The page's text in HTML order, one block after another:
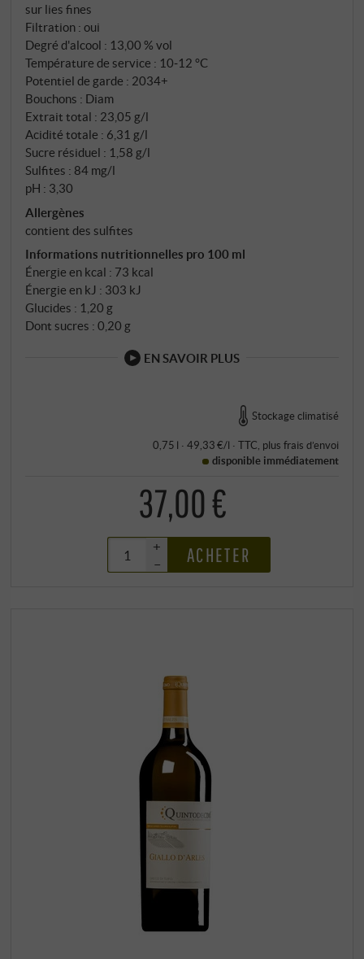
minéral. Les ceps âgés de plus de quarante ans se
sont parfaitement adaptés au terroir et fournissent
des raisins concentrés à l'intensité aromatique
prononcée. L'altitude de 450 mètres assure les
variations de température nécessaires qui confèrent
au Falanghina son équilibre caractéristique entre
puissance et élégance.
sur lies fines
Filtration : oui
Degré d'alcool : 13,00 % vol
Température de service : 10‑12 °C
Potentiel de garde : 2034+
Bouchons : Diam
Extrait total : 23,05 g/l
Acidité totale : 6,31 g/l
Sucre résiduel : 1,58 g/l
Sulfites : 84 mg/l
pH : 3,30
Allergènes
contient des sulfites
Informations nutritionnelles pro 100 ml
Énergie en kcal : 73 kcal
Énergie en kJ : 303 kJ
Glucides : 1,20 g
Dont sucres : 0,20 g
EN SAVOIR PLUS
Stockage climatisé
0,75 l · 49,33 €/l · TTC, plus frais d’envoi
disponible immédiatement
37,00 €
+
–
ACHETER